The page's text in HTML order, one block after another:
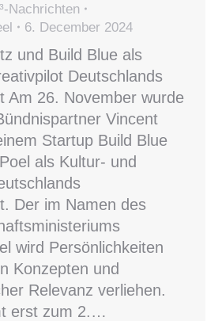
Nachrichten
6. December 2024
und Build Blue als
Deutschlands
Am 26. November wurde
Vincent
Startup Build Blue
als Kultur- und
Der im Namen des
wird Persönlichkeiten
Konzepten und
Relevanz verliehen.
erst zum 2.…